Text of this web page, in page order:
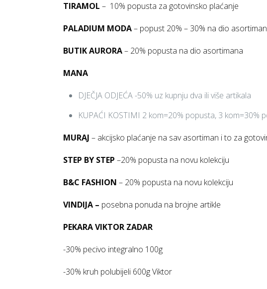
TIRAMOL – 10% popusta za gotovinsko plaćanje
PALADIUM MODA– popust 20% – 30% na dio
BUTIK AURORA– 20% popusta na dio asortimana
MANA
DJEČJA ODJEĆA -50% uz kupnju dva ili više artikala
KUPAĆI KOSTIMI 2 kom=20% popusta, 3 kom=30%
MURAJ – akcijsko plaćanje na sav asortiman i to za
STEP BY STEP –20% popusta na novu kolekciju
B&C FASHION – 20% popusta na novu kolekciju
VINDIJA – posebna ponuda na brojne artikle
PEKARA VIKTOR ZADAR
-30% pecivo integralno 100g
-30% kruh polubijeli 600g Viktor